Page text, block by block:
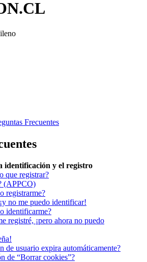
Frecuentes
identificación y el registro
que registrar?
(APPCO)
registrarme?
no me puedo identificar!
identificarme?
registré, ¡pero ahora no puedo
de usuario expira automáticamente?
de “Borrar cookies”?